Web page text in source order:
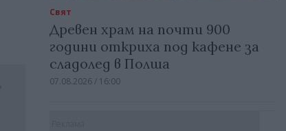
Свят
Древен храм на почти 900
години откриха под кафене за
сладолед в Полша
07.08.2026 / 16:00